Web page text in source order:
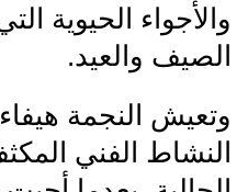
والأجواء الحيوية
الصيف والعيد.
وتعيش النجمة
النشاط الفني